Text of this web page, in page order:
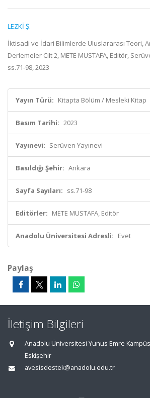
LEZKİ Ş.
İktisadi ve İdari Bilimlerde Uluslararası Teori,
Derlemeler Cilt 2, METE MUSTAFA, Editör,
ss.71-98, 2023
Yayın Türü: Kitapta Bölüm / Mesleki Kitap
Basım Tarihi: 2023
Yayınevi: Serüven Yayınevi
Basıldığı Şehir: Ankara
Sayfa Sayıları: ss.71-98
Editörler: METE MUSTAFA, Editör
Anadolu Üniversitesi Adresli: Evet
Paylaş
İletişim Bilgileri
Anadolu Üniversitesi Yunus Emre
Eskişehir
avesisdestek@anadolu.edu.tr